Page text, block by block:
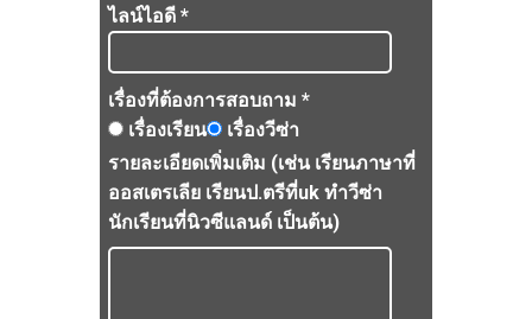
ไลน์ไอดี *
เรื่องที่ต้องการสอบถาม *
เรื่องเรียน
เรื่องวีซ่า
รายละเอียดเพิ่มเติม (เช่น เรียนภาษาที่
ออสเตรเลีย เรียนป.ตรีที่uk ทำวีซ่า
นักเรียนที่นิวซีแลนด์ เป็นต้น)